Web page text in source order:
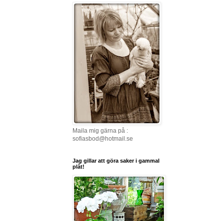
Maila mig gärna på :
sofiasbod@hotmail.se
Jag gillar att göra saker i gammal
plåt!